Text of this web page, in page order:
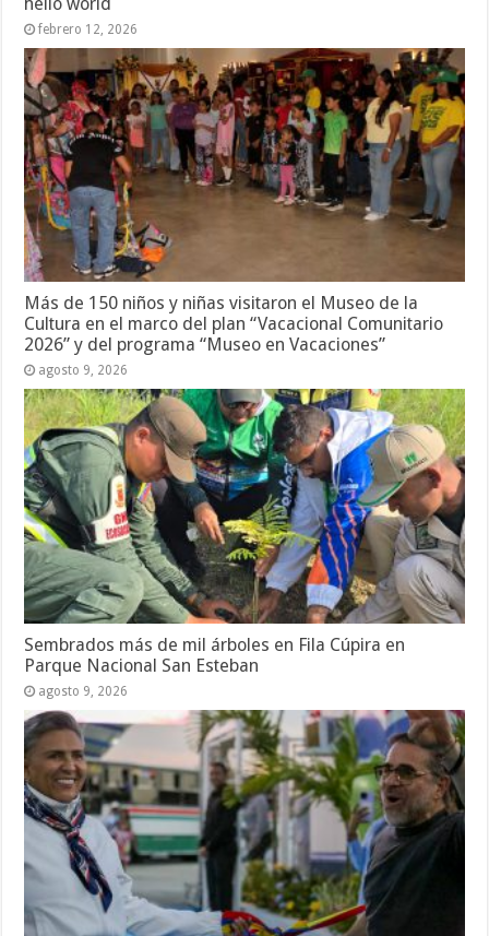
febrero 12, 2026
Más de 150 niños y niñas visitaron el Museo de la
Cultura en el marco del plan “Vacacional Comunitario
2026” y del programa “Museo en Vacaciones”
agosto 9, 2026
Sembrados más de mil árboles en Fila Cúpira en
Parque Nacional San Esteban
agosto 9, 2026